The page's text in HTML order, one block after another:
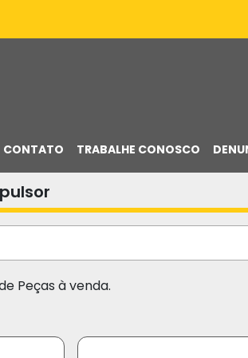
CONTATO TRABALHE CONOSCO
Peças à venda.